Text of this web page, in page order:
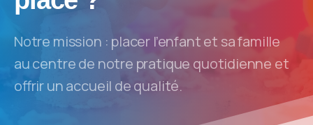
Notre mission : placer l’enfant et sa famille
au centre de notre pratique quotidienne et
offrir un accueil de qualité.